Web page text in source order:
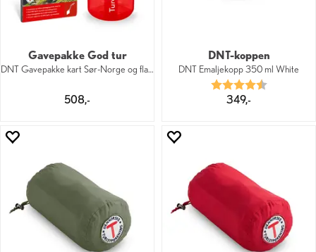
Gavepakke God tur
DNT Gavepakke kart Sør-Norge og flaske
508,-
DNT-koppen
DNT Emaljekopp 350 ml White
Karakter:
4.3 av 5
349,-